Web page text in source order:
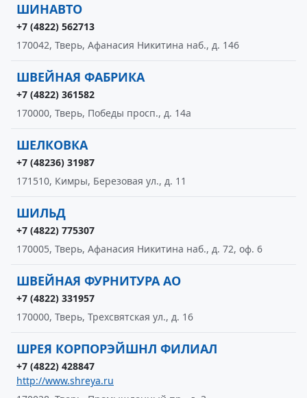
ШИНАВТО
+7 (4822) 562713
170042, Тверь, Афанасия Никитина наб., д. 146
ШВЕЙНАЯ ФАБРИКА
+7 (4822) 361582
170000, Тверь, Победы просп., д. 14а
ШЕЛКОВКА
+7 (48236) 31987
171510, Кимры, Березовая ул., д. 11
ШИЛЬД
+7 (4822) 775307
170005, Тверь, Афанасия Никитина наб., д. 72, оф. 6
ШВЕЙНАЯ ФУРНИТУРА АО
+7 (4822) 331957
170000, Тверь, Трехсвятская ул., д. 16
ШРЕЯ КОРПОРЭЙШНЛ ФИЛИАЛ
+7 (4822) 428847
http://www.shreya.ru